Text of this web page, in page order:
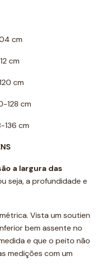
cm
cm
cm
128 cm
136 cm
a largura das
seja, a profundidade e
Vista um soutien
bem assente no
e que o peito não
medições com um